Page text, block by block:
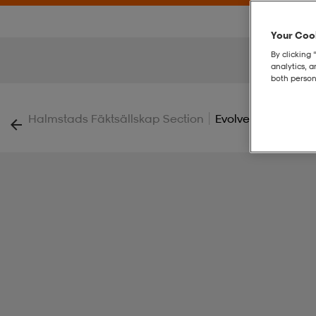
Halmstads Fäktsällskap Section | Evolve 2.0 Pants W
Your
By clicking
analytics,
both